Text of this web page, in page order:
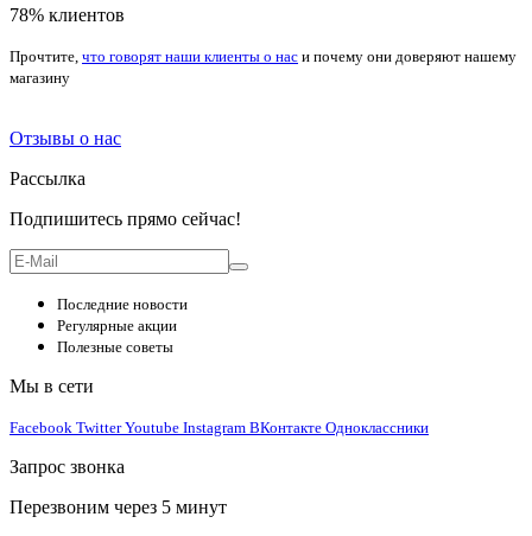
78% клиентов
Прочтите, что говорят наши клиенты о нас и почему они доверяют нашему
магазину
Отзывы о нас
Рассылка
Подпишитесь прямо сейчас!
Последние новости
Регулярные акции
Полезные советы
Мы в сети
Facebook TwitterYoutube Instagram ВКонтакте Одноклассники
Запрос звонка
Перезвоним через 5 минут